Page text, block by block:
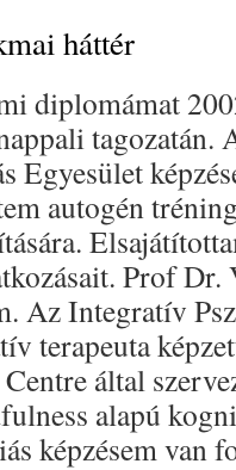
háttér
diplomámat
tagozatán.
Egyesület
autogén
Prof Dr.
Az Integratív
terapeuta
által
alapú
képzésem van